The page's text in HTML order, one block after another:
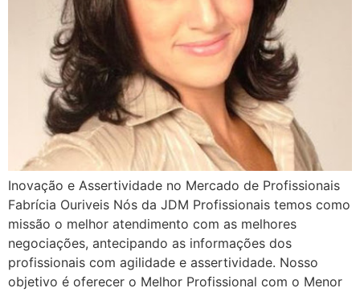
Inovação e Assertividade no Mercado de Profissionais
Fabrícia Ouriveis Nós da JDM Profissionais temos como
missão o melhor atendimento com as melhores
negociações, antecipando as informações dos
profissionais com agilidade e assertividade. Nosso
objetivo é oferecer o Melhor Profissional com o Menor